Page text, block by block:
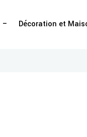
Décoration et